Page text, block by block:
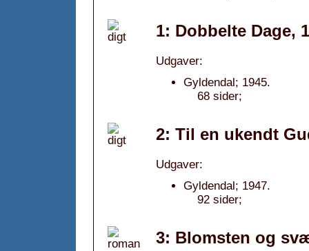
1: Dobbelte Dage,
Udgaver:
Gyldendal; 1945.
68 sider;
2: Til en ukendt
Udgaver:
Gyldendal; 1947.
92 sider;
3: Blomsten og